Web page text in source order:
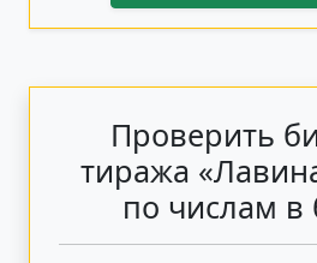
Проверить
тиража
по числам в